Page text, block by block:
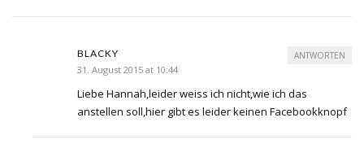
BLACKY
31. August 2015 at 10:44
Liebe Hannah,leider weiss ich nicht,wie ich das
anstellen soll,hier gibt es leider keinen Facebookknopf
ANTWORTEN